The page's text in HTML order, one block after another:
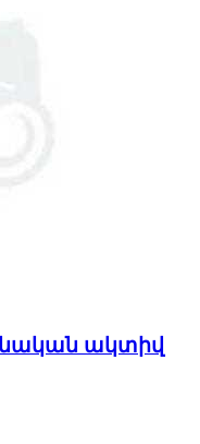
ակտիվ